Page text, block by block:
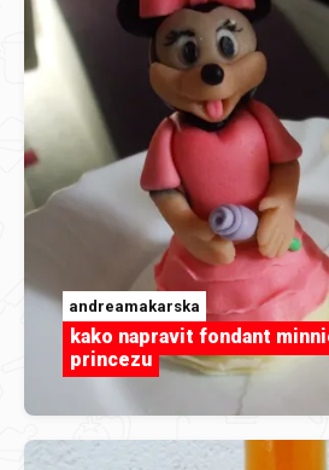
andreamakarska
kako napravit fondant
princezu